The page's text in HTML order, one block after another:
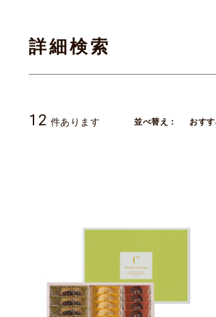
詳細検索
12 件あります 並べ替え： おす